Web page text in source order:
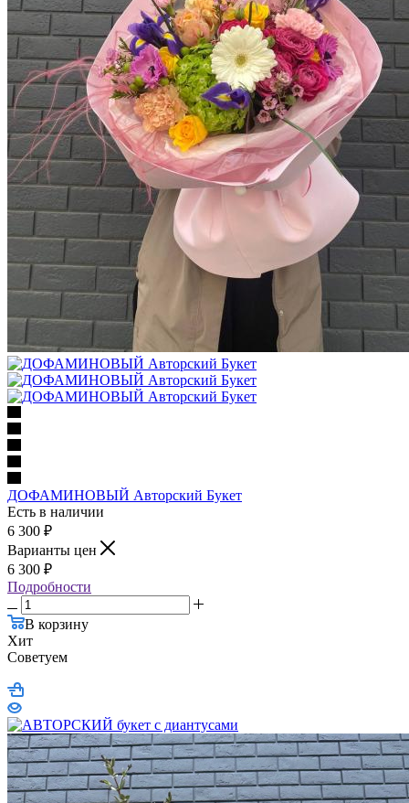
ДОФАМИНОВЫЙ Авторский Букет
Есть в наличии
6 300 ₽
Варианты цен
6 300 ₽
Подробности
В корзину
Хит
Советуем